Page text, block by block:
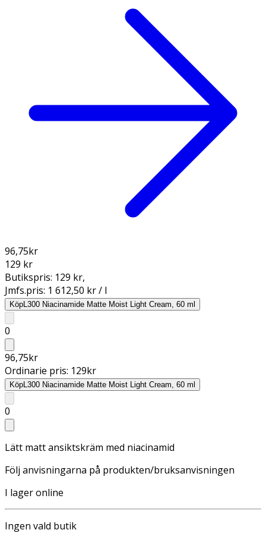
96,75kr
129 kr
Butikspris: 129 kr,
Jmfs.pris: 1 612,50 kr / l
KöpL300 Niacinamide Matte Moist Light Cream, 60 ml
0
96,75kr
Ordinarie pris: 129kr
KöpL300 Niacinamide Matte Moist Light Cream, 60 ml
0
Lätt matt ansiktskräm med niacinamid
Följ anvisningarna på produkten/bruksanvisningen
I lager online
Ingen vald butik